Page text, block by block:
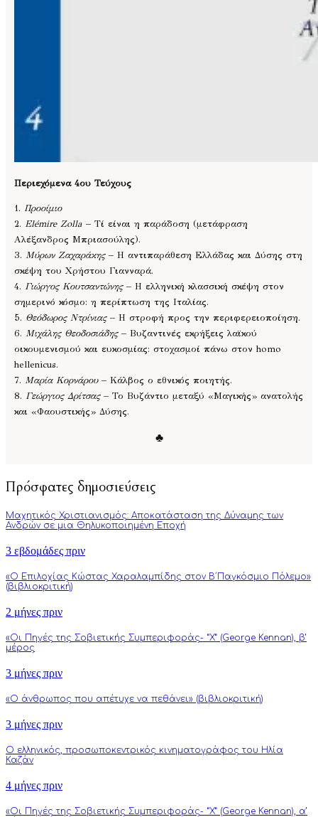
Περιεχόμενα 4ου Τεύχους
1. Προοίμιο
2. Elémire Zolla – Τί είναι η παράδοση (μετάφραση
Αλέξανδρος Μπριασούλης).
3. Μύρων Ζαχαράκης– Η αντιπαράθεση Ελλάδας και Δύσης στη
σκέψη του Χρήστου Γιανναρά.
4. Γιώργος Κουτσαντώνης– Η ελληνική κλασσική σκέψη στον
σημερινό κόσμο: η περίπτωση της Ιταλίας.
5. Θεόδωρος Ντρίνιας– Η στροφή προς την περιφερειοποίηση.
6. Μιχάλης Θεοδοσιάδης– Βυζαντινές εκρήξεις λαϊκού
οικουμενισμού και ευκοσμίας: στοχασμοί πάνω στον homo
hellenicus.
7. Μαρία Κορνάρου– Κάλβος ο εθνικός ποιητής.
8. Γεώργιος Δρίτσας– Το Βυζάντιο μεταξύ «Μαγικής» ανατολής
και «Φαουστικής» Δύσης.
♣
Πρόσφατες δημοσιεύσεις
Μαχητικός Χριστιανισμός: Αποκατάσταση της Δύναμης των
Ανδρών σε μια Θηλυκοποιημένη Εποχή
3 εβδομάδες πριν
«Ο Επιλοχίας Κώστας Χαραλαμπίδης στον Β΄Παγκόσμιο Πόλεμο»
(βιβλιοκριτική)
2 μήνες πριν
«Οι Πηγές της Σοβιετικής Συμπεριφοράς- “Χ” (George Kennan), β’
μέρος
3 μήνες πριν
«Ο άνθρωπος που απέτυχε να πεθάνει» (βιβλιοκριτική)
3 μήνες πριν
Ο ελληνικός, προσωποκεντρικός κινηματογράφος του Ηλία
Καζάν
4 μήνες πριν
«Οι Πηγές της Σοβιετικής Συμπεριφοράς- “Χ” (George Kennan), α’